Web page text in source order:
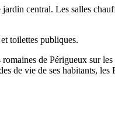
central. Les salles
toilettes publiques.
de Périgueux sur
de vie de ses habitants, les